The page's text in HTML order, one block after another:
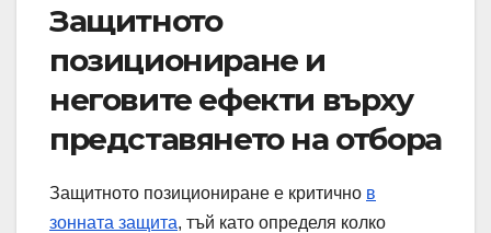
Защитното
позициониране и
неговите ефекти върху
представянето на отбора
Защитното позициониране е критично в
зонната защита, тъй като определя колко